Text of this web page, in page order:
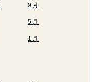
9月
5月
1月